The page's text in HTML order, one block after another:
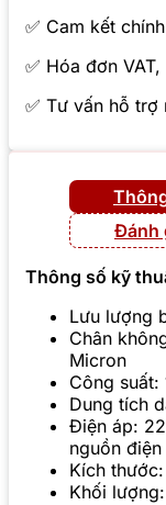
✅ Cam kết
✅ Hóa đơn
✅ Tư vấn hỗ trợ
Đánh
Thông số kỹ
Lưu lượng
Chân
Micron
Công
Dung tích
Điện áp:
nguồn điện
Kích
Khối lượng: